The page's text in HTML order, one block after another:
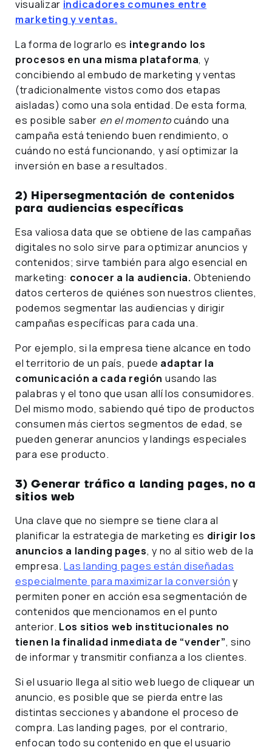
visualizar indicadores comunes entre
marketing y ventas.
La forma de lograrlo es integrando los
procesos en una misma plataforma, y
concibiendo al embudo de marketing y ventas
(tradicionalmente vistos como dos etapas
aisladas) como una sola entidad. De esta forma,
es posible saber en el momentocuándo una
campaña está teniendo buen rendimiento, o
cuándo no está funcionando, y así optimizar la
inversión en base a resultados.
2) Hipersegmentación de contenidos
para audiencias específicas
Esa valiosa data que se obtiene de las campañas
digitales no solo sirve para optimizar anuncios y
contenidos; sirve también para algo esencial en
marketing: conocer a la audiencia. Obteniendo
datos certeros de quiénes son nuestros clientes,
podemos segmentar las audiencias y dirigir
campañas específicas para cada una.
Por ejemplo, si la empresa tiene alcance en todo
el territorio de un país, puede adaptar la
comunicación a cada región usando las
palabras y el tono que usan allí los consumidores.
Del mismo modo, sabiendo qué tipo de productos
consumen más ciertos segmentos de edad, se
pueden generar anuncios y landings especiales
para ese producto.
3) Generar tráfico a landing pages, no a
sitios web
Una clave que no siempre se tiene clara al
planificar la estrategia de marketing es dirigir los
anuncios a landing pages, y no al sitio web de la
empresa.Las landing pages están diseñadas
especialmente para maximizar la conversión y
permiten poner en acción esa segmentación de
contenidos que mencionamos en el punto
anterior. Los sitios web institucionales no
tienen la finalidad inmediata de “vender”, sino
de informar y transmitir confianza a los clientes.
Si el usuario llega al sitio web luego de cliquear un
anuncio, es posible que se pierda entre las
distintas secciones y abandone el proceso de
compra. Las landing pages, por el contrario,
enfocan todo su contenido en que el usuario